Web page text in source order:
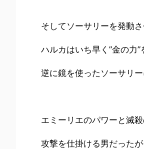
そしてソーサリーを発動
ハルカはいち早く”金の力
逆に鏡を使ったソーサリ
エミーリエのパワーと滅
攻撃を仕掛ける男だった